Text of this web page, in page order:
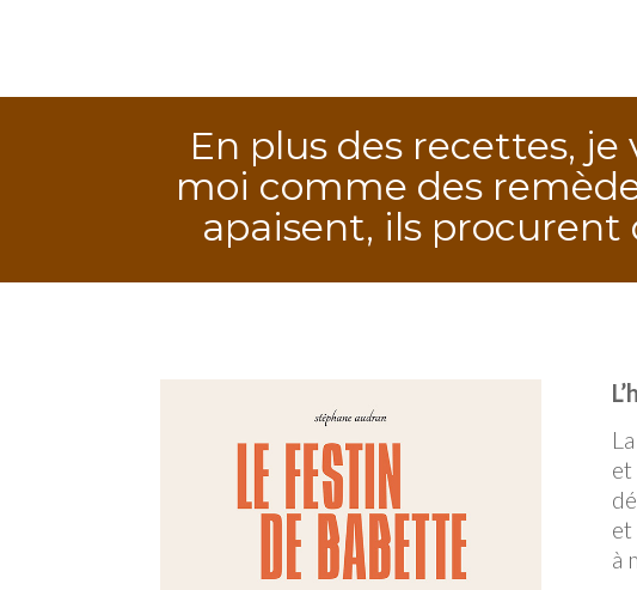
En plus des recettes,
moi comme des
apaisent, ils procurent
et
à